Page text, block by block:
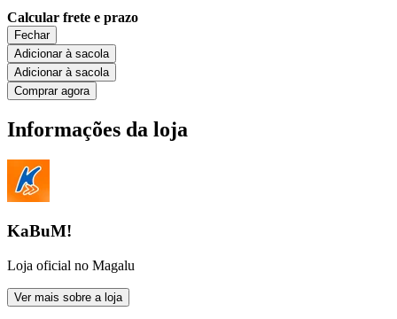
Calcular frete e prazo
Fechar
Adicionar à sacola
Adicionar à sacola
Comprar agora
Informações da loja
KaBuM!
Loja oficial no Magalu
Ver mais sobre a loja